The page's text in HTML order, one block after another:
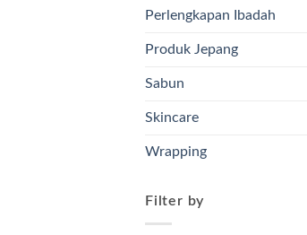
Perlengkapan Ibadah
Produk Jepang
Sabun
Skincare
Wrapping
Filter by